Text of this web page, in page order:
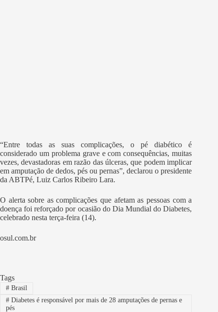
“Entre todas as suas complicações, o pé diabético é
considerado um problema grave e com consequências, muitas
vezes, devastadoras em razão das úlceras, que podem implicar
em amputação de dedos, pés ou pernas”, declarou o presidente
da ABTPé, Luiz Carlos Ribeiro Lara.
O alerta sobre as complicações que afetam as pessoas com a
doença foi reforçado por ocasião do Dia Mundial do Diabetes,
celebrado nesta terça-feira (14).
osul.com.br
Tags
#Brasil
#Diabetes é responsável por mais de 28 amputações de pernas e
pés